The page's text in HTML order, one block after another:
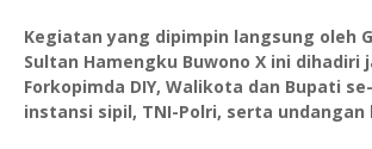
Kegiatan yang dipimpin langsung oleh
Sultan Hamengku Buwono X ini dihadiri
Forkopimda DIY, Walikota dan Bupati
instansi sipil, TNI-Polri, serta undangan